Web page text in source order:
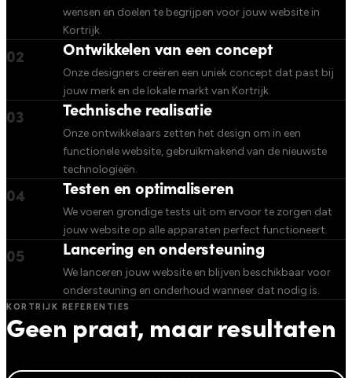
wensen en doelen te begrijpen voor jouw website in
Kortrijk.
02 Ontwikkelen van een concept
Onze designers creëren een uniek concept dat past bij
jouw merk en de lokale markt van Kortrijk.
03 Technische realisatie
Onze ontwikkelaars zetten het design om in een
functionele website, gebruikmakend van de nieuwste
technologieën.
04 Testen en optimaliseren
We voeren grondige tests uit om ervoor te zorgen dat
jouw website op alle apparaten perfect functioneert.
05 Lancering en ondersteuning
We lanceren jouw website en blijven beschikbaar voor
ondersteuning en onderhoud wanneer dat nodig is.
KORTRIJK REFERENTIES
Geen praat, maar resultaten